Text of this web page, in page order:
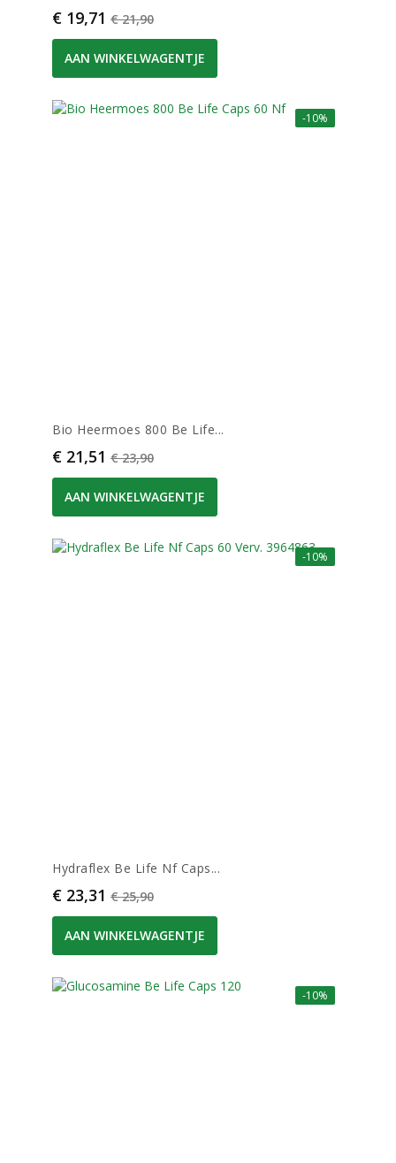
Prijs
€ 19,71 Normale prijs
€ 21,90
AAN WINKELWAGENTJE
-10%
Bio Heermoes 800 Be Life...
Prijs
€ 21,51 Normale prijs
€ 23,90
AAN WINKELWAGENTJE
-10%
Hydraflex Be Life Nf Caps...
Prijs
€ 23,31 Normale prijs
€ 25,90
AAN WINKELWAGENTJE
-10%